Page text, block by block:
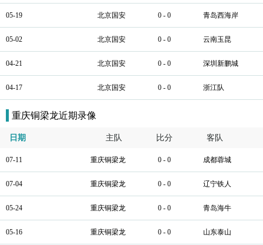
05-19 北京国安 0 - 0 青岛西海岸
05-02 北京国安 0 - 0 云南玉昆
04-21 北京国安 0 - 0 深圳新鹏城
04-17 北京国安 0 - 0 浙江队
重庆铜梁龙近期录像
日期 主队 比分 客队
07-11 重庆铜梁龙 0 - 0 成都蓉城
07-04 重庆铜梁龙 0 - 0 辽宁铁人
05-24 重庆铜梁龙 0 - 0 青岛海牛
05-16 重庆铜梁龙 0 - 0 山东泰山